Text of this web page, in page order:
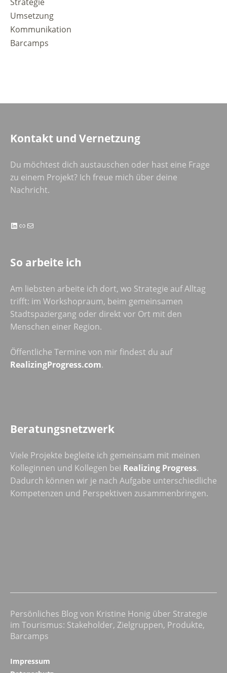
Umsetzung
Kommunikation
Barcamps
Kontakt und Vernetzung
Du möchtest dich austauschen oder hast eine Frage
zu einem Projekt? Ich freue mich über deine
Nachricht.
LinkedIn
LinkE-Mail
So arbeite ich
Am liebsten arbeite ich dort, wo Strategie auf Alltag
trifft: im Workshopraum, beim gemeinsamen
Stadtspaziergang oder direkt vor Ort mit den
Menschen einer Region.
Öffentliche Termine von mir findest du auf
RealizingProgress.com.
Beratungsnetzwerk
Viele Projekte begleite ich gemeinsam mit meinen
Kolleginnen und Kollegen bei Realizing Progress.
Dadurch können wir je nach Aufgabe unterschiedliche
Kompetenzen und Perspektiven zusammenbringen.
Persönliches Blog von Kristine Honig über Strategie
im Tourismus: Stakeholder, Zielgruppen, Produkte,
Barcamps
Impressum